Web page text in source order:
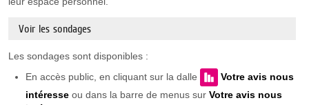
Voir les sondages
Les sondages sont disponibles :
En accès public, en cliquant sur la dalle
Votre avis nous
intéresseou dans la barre de menus sur Votre avis nous